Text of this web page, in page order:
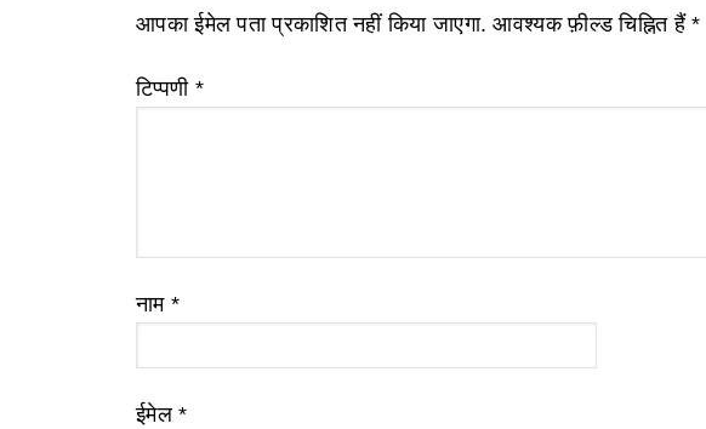
आपका ईमेल पता प्रकाशित नहीं किया जाएगा. आवश्यक फ़ील्ड चिह्नित हैं*
टिप्पणी *
नाम *
ईमेल*